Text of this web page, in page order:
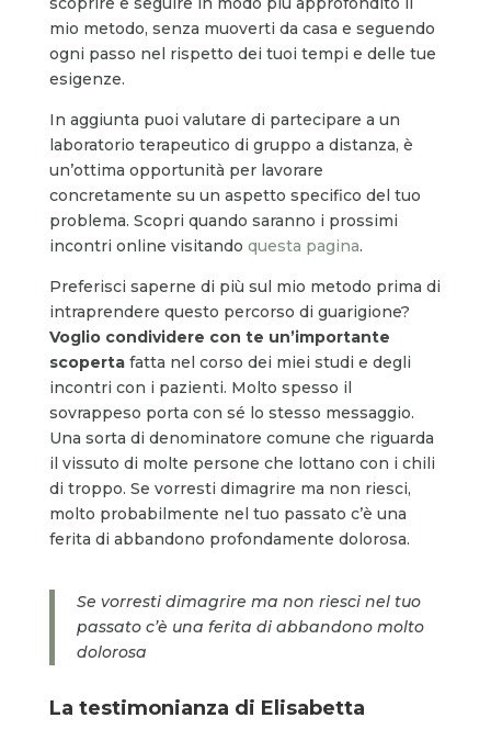
mio metodo, senza muoverti da casa e seguendo
ogni passo nel rispetto dei tuoi tempi e delle tue
esigenze.
In aggiunta puoi valutare di partecipare a un
laboratorio terapeutico di gruppo a distanza, è
un’ottima opportunità per lavorare
concretamente su un aspetto specifico del tuo
problema. Scopri quando saranno i prossimi
incontri online visitando questa pagina.
Preferisci saperne di più sul mio metodo prima di
intraprendere questo percorso di guarigione?
Voglio condividere con te un’importante
scopertafatta nel corso dei miei studi e degli
incontri con i pazienti. Molto spesso il
sovrappeso porta con sé lo stesso messaggio.
Una sorta di denominatore comune che riguarda
il vissuto di molte persone che lottano con i chili
di troppo. Se vorresti dimagrire ma non riesci,
molto probabilmente nel tuo passato c’è una
ferita di abbandono profondamente dolorosa.
Se vorresti dimagrire ma non riesci nel tuo
passato c’è una ferita di abbandono molto
dolorosa
La testimonianza di Elisabetta